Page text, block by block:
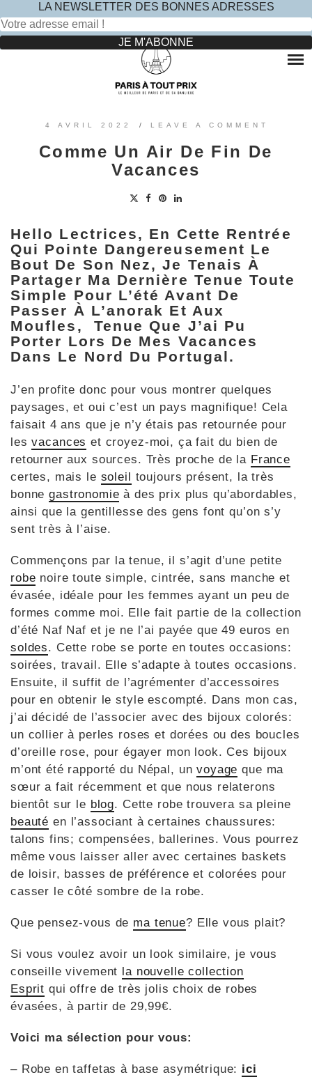
Rechercher :
Skip
OÙ MANGER DANS LE MARAIS ?
OÙ MANGER DANS PARIS 5 -ÈME ?
OÙ MANGER DANS LE 15ÈME ?
SORTIES ENFANTS
PARCS ATTRACTION BANLIEUE
4 AVRIL 2022 / LEAVE A COMMENT
Comme Un Air De Fin De
Vacances
Hello Lectrices, En Cette Rentrée
Qui Pointe Dangereusement Le
Bout De Son Nez, Je Tenais À
Partager Ma Dernière Tenue Toute
Simple Pour L’été Avant De
Passer À L’anorak Et Aux
Moufles, Tenue Que J’ai Pu
Porter Lors De Mes Vacances
Dans Le Nord Du Portugal.
J’en profite donc pour vous montrer quelques
paysages, et oui c’est un pays magnifique! Cela
faisait 4 ans que je n’y étais pas retournée pour
lesvacances et croyez-moi, ça fait du bien de
retourner aux sources. Très proche de la France
certes, mais le soleil toujours présent, la très
bonnegastronomie à des prix plus qu’abordables,
ainsi que la gentillesse des gens font qu’on s’y
sent très à l’aise.
Commençons par la tenue, il s’agit d’une petite
robe noire toute simple, cintrée, sans manche et
évasée, idéale pour les femmes ayant un peu de
formes comme moi. Elle fait partie de la collection
d’été Naf Naf et je ne l’ai payée que 49 euros en
soldes. Cette robe se porte en toutes occasions:
soirées, travail. Elle s’adapte à toutes occasions.
Ensuite, il suffit de l’agrémenter d’accessoires
pour en obtenir le style escompté. Dans mon cas,
j’ai décidé de l’associer avec des bijoux colorés:
un collier à perles roses et dorées ou des boucles
d’oreille rose, pour égayer mon look. Ces bijoux
m’ont été rapporté du Népal, unvoyage que ma
sœur a fait récemment et que nous relaterons
bientôt sur le blog. Cette robe trouvera sa pleine
beauté en l’associant à certaines chaussures:
talons fins; compensées, ballerines. Vous pourrez
même vous laisser aller avec certaines baskets
de loisir, basses de préférence et colorées pour
casser le côté sombre de la robe.
Que pensez-vous de ma tenue? Elle vous plait?
Si vous voulez avoir un look similaire, je vous
conseille vivement la nouvelle collection
Esprit qui offre de très jolis choix de robes
évasées, à partir de 29,99€.
Voici ma sélection pour vous:
– Robe en taffetas à base asymétrique: ici
LA NEWSLETTER DES BONNES ADRESSES